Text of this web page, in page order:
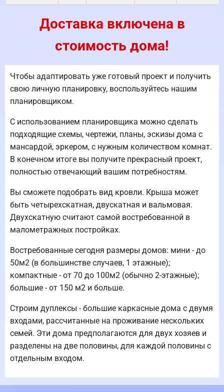
Доставка включена в
стоимость дома!
Чтобы адаптировать уже готовый проект и получить
свою личную планировку, воспользуйтесь нашим
планировщиком.
С использованием планировщика можно сделать
подходящие схемы, чертежи, планы, эскизы дома с
мансардой, эркером, с нужным количеством комнат.
В конечном итоге вы получите прекрасный проект,
полностью отвечающий вашим потребностям.
Вы сможете подобрать вид кровли. Крыша может
быть четырехскатная, двускатная и вальмовая.
Двухскатную считают самой востребованной в
малометражных постройках.
Востребованные сегодня размеры домов: мини - до
50м2 (в большинстве случаев, 1 этажные);
компактные - от 70 до 100м2 (обычно 2-этажные);
большие - от 150 м2 и больше.
Строим дуплексы - большие каркасные дома с двумя
входами, рассчитанные на проживание нескольких
семей. Эти дома предполагаются для двух хозяев и
разделены на две половины, для каждой половины с
отдельным входом.